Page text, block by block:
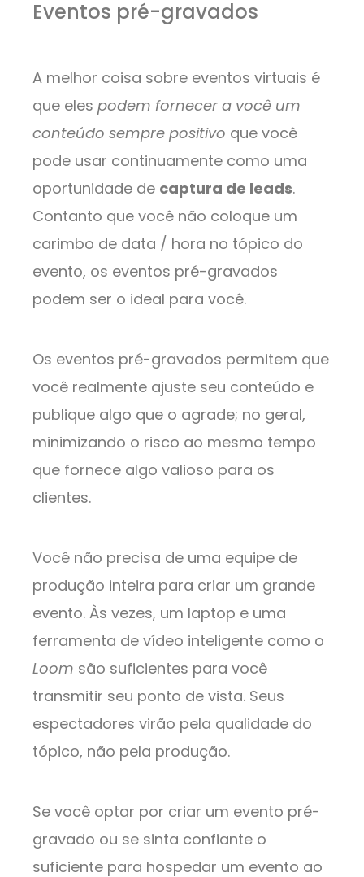
Eventos pré-gravados
A melhor coisa sobre eventos virtuais é
que eles podem fornecer a você um
conteúdo sempre positivo que você
pode usar continuamente como uma
oportunidade de captura de leads.
Contanto que você não coloque um
carimbo de data / hora no tópico do
evento, os eventos pré-gravados
podem ser o ideal para você.
Os eventos pré-gravados permitem que
você realmente ajuste seu conteúdo e
publique algo que o agrade; no geral,
minimizando o risco ao mesmo tempo
que fornece algo valioso para os
clientes.
Você não precisa de uma equipe de
produção inteira para criar um grande
evento. Às vezes, um laptop e uma
ferramenta de vídeo inteligente como o
Loom são suficientes para você
transmitir seu ponto de vista. Seus
espectadores virão pela qualidade do
tópico, não pela produção.
Se você optar por criar um evento pré-
gravado ou se sinta confiante o
suficiente para hospedar um evento ao